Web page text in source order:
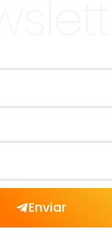
Enviar